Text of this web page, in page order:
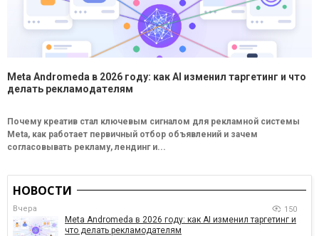
Meta Andromeda в 2026 году: как AI изменил таргетинг и что
делать рекламодателям
Почему креатив стал ключевым сигналом для рекламной системы
Meta, как работает первичный отбор объявлений и зачем
согласовывать рекламу, лендинг и...
НОВОСТИ
Вчера 150
Meta Andromeda в 2026 году: как AI изменил таргетинг и
что делать рекламодателям